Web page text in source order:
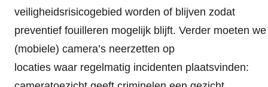
veiligheidsrisicogebied worden of blijven zodat
preventief fouilleren mogelijk blijft. Verder moeten we
(mobiele) camera’s neerzetten op
locaties waar regelmatig incidenten plaatsvinden: